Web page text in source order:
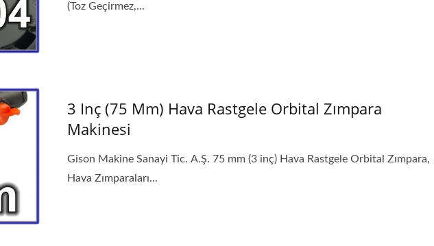
(Toz Geçirmez,...
3 Inç (75 Mm) Hava Rastgele Orbital Zımpara
Makinesi
Gison Makine Sanayi Tic. A.Ş. 75 mm (3 inç) Hava Rastgele Orbital Zımpara,
Hava Zımparaları...